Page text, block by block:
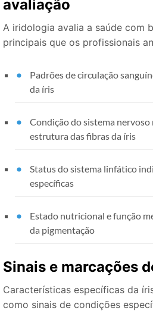
avaliação
A iridologia avalia a saúde com
principais que os profissionais
Padrões de circulação
da íris
Condição do sistema
estrutura das fibras da íris
Status do sistema linfático
específicas
Estado nutricional e função
da pigmentação
Sinais e marcações
Características específicas da
como sinais de condições